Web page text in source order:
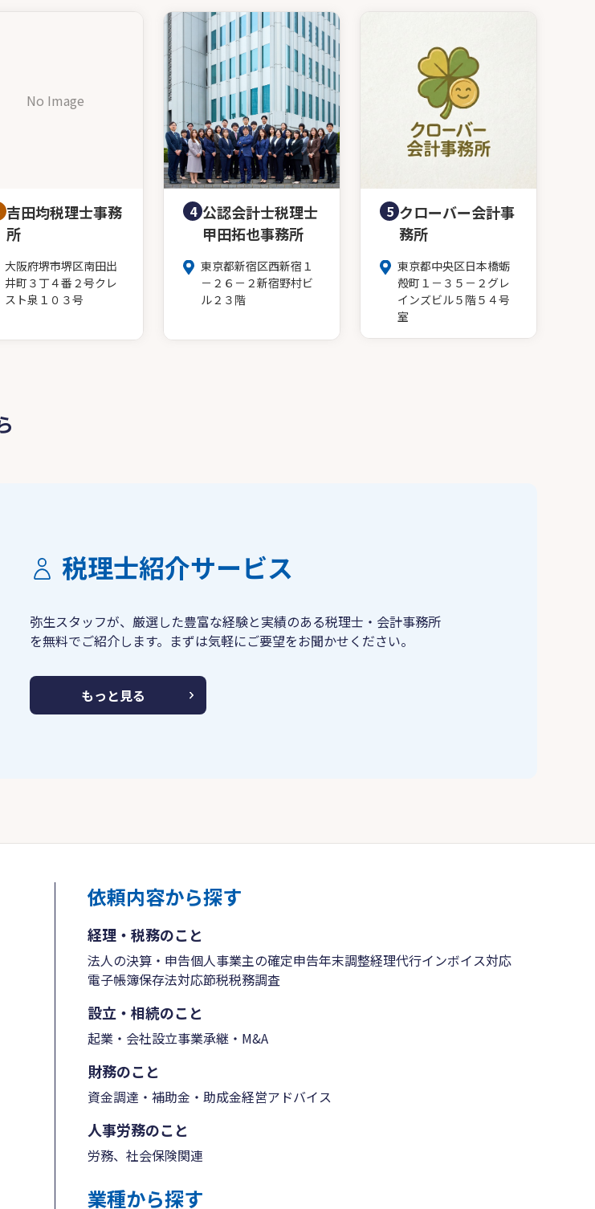
No Image
吉田均税理士事務
所
大阪府堺市堺区南田出
井町３丁４番２号クレ
スト泉１０３号
4 公認会計士税理士
甲田拓也事務所
東京都新宿区西新宿１
－２６－２新宿野村ビ
ル２３階
5 クローバー会計事
務所
東京都中央区日本橋蛎
殻町１－３５－２グレ
インズビル５階５４号
室
税理士紹介サービス
弥生スタッフが、厳選した豊富な経験と実績のある税理士・会計事務所
を無料でご紹介します。まずは気軽にご要望をお聞かせください。
もっと見る
依頼内容から探す
経理・税務のこと
法人の決算・申告個人事業主の確定申告年末調整経理代行インボイス対応
電子帳簿保存法対応節税税務調査
設立・相続のこと
起業・会社設立事業承継・M&A
財務のこと
資金調達・補助金・助成金経営アドバイス
人事労務のこと
労務、社会保険関連
業種から探す